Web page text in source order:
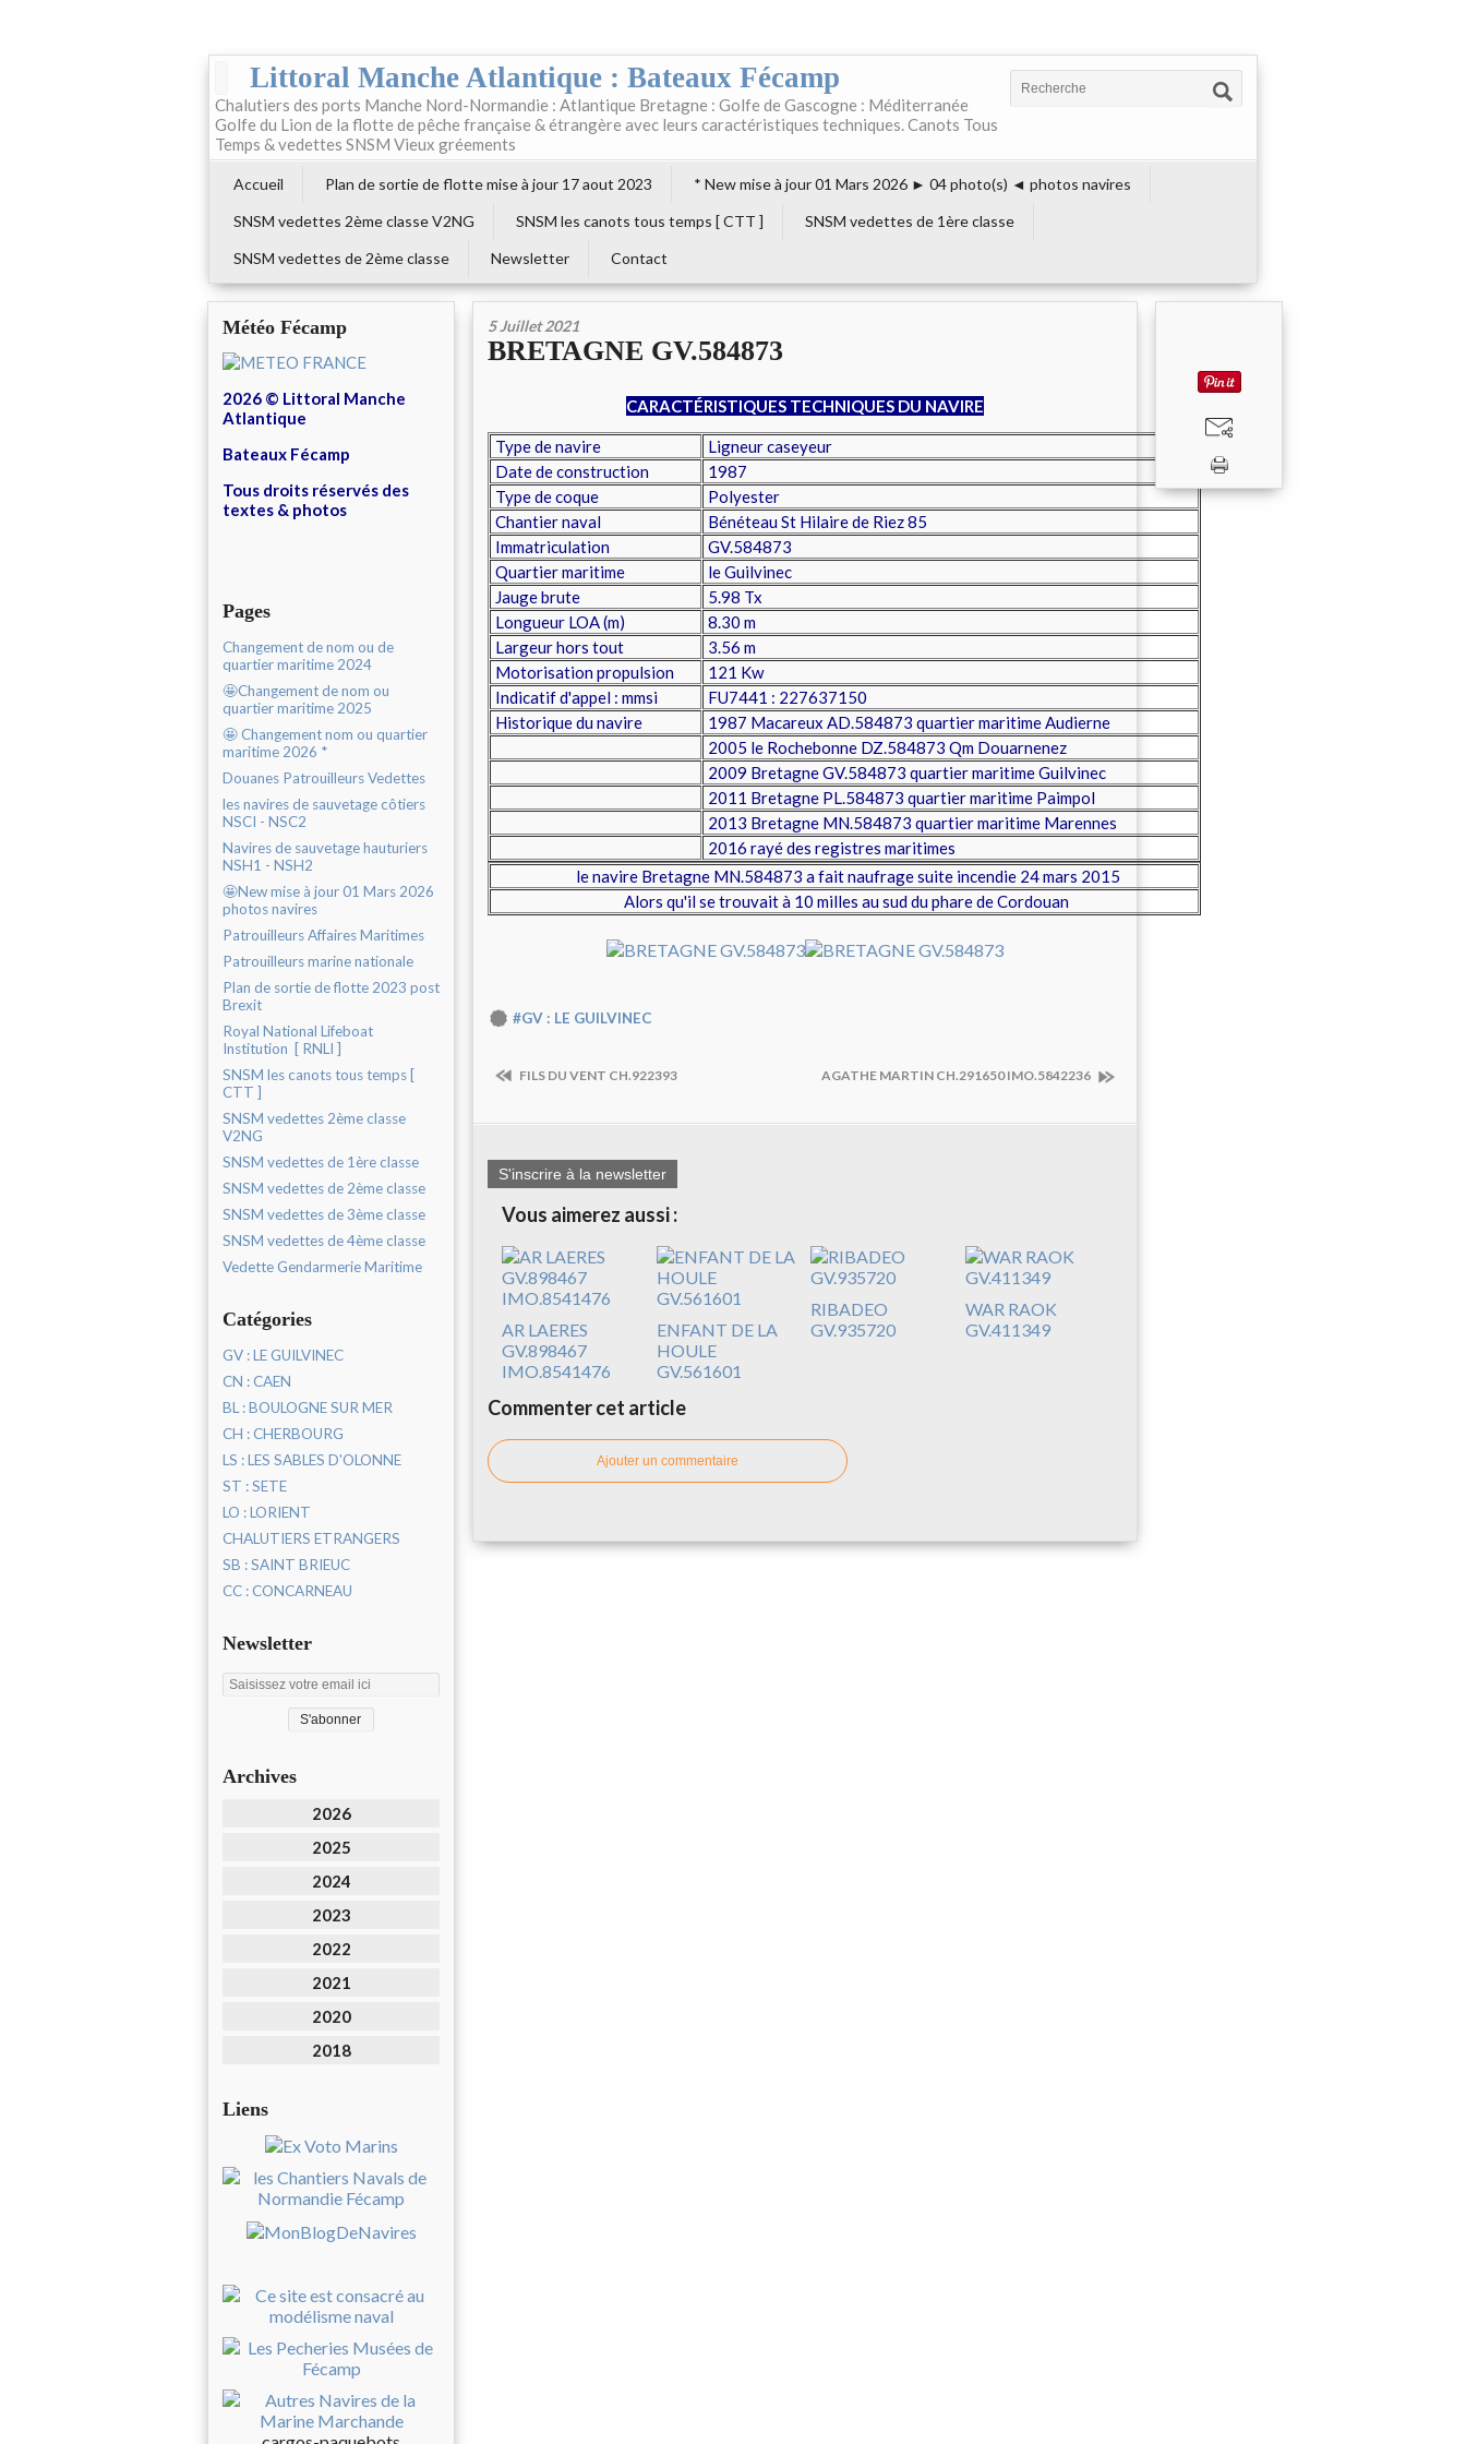
Littoral Manche Atlantique : Bateaux Fécamp
Chalutiers des ports Manche Nord-Normandie : Atlantique Bretagne : Golfe de Gascogne : Méditerranée
Golfe du Lion de la flotte de pêche française & étrangère avec leurs caractéristiques techniques. Canots Tous
Temps & vedettes SNSM Vieux gréements
Accueil Plan de sortie de flotte mise à jour 17 aout 2023
* New mise à jour 01 Mars 2026 ► 04 photo(s) ◄ photos navires
SNSM vedettes 2ème classe V2NG
SNSM les canots tous temps [ CTT ]
SNSM vedettes de 1ère classe
SNSM vedettes de 2ème classe
Newsletter Contact
Météo Fécamp
2026 © Littoral Manche
Atlantique
Bateaux Fécamp
Tous droits réservés des
textes & photos
Pages
Changement de nom ou de
quartier maritime 2024
🤩Changement de nom ou
quartier maritime 2025
🤩 Changement nom ou quartier
maritime 2026 *
Douanes Patrouilleurs Vedettes
les navires de sauvetage côtiers
NSCI - NSC2
Navires de sauvetage hauturiers
NSH1 - NSH2
🤩New mise à jour 01 Mars 2026
photos navires
Patrouilleurs Affaires Maritimes
Patrouilleurs marine nationale
Plan de sortie de flotte 2023 post
Brexit
Royal National Lifeboat
Institution [ RNLI ]
SNSM les canots tous temps [
CTT ]
SNSM vedettes 2ème classe
V2NG
SNSM vedettes de 1ère classe
SNSM vedettes de 2ème classe
SNSM vedettes de 3ème classe
SNSM vedettes de 4ème classe
Vedette Gendarmerie Maritime
Catégories
GV : LE GUILVINEC
CN : CAEN
BL : BOULOGNE SUR MER
CH : CHERBOURG
LS : LES SABLES D'OLONNE
ST : SETE
LO : LORIENT
CHALUTIERS ETRANGERS
SB : SAINT BRIEUC
CC : CONCARNEAU
Newsletter
Archives
2026
2025
2024
2023
2022
2021
2020
2018
Liens
5 Juillet 2021
BRETAGNE GV.584873
CARACTÉRISTIQUES TECHNIQUES DU NAVIRE
Type de navire
Ligneur caseyeur
Date de construction
1987
Type de coque
Polyester
Chantier naval
Bénéteau St Hilaire de Riez 85
Immatriculation
GV.584873
Quartier maritime
le Guilvinec
Jauge brute
5.98 Tx
Longueur LOA (m)
8.30 m
Largeur hors tout
3.56 m
Motorisation propulsion
121 Kw
Indicatif d'appel : mmsi
FU7441 : 227637150
Historique du navire
1987 Macareux AD.584873 quartier maritime Audierne
2005 le Rochebonne DZ.584873 Qm Douarnenez
2009 Bretagne GV.584873 quartier maritime Guilvinec
2011 Bretagne PL.584873 quartier maritime Paimpol
2013 Bretagne MN.584873 quartier maritime Marennes
2016 rayé des registres maritimes
le navire Bretagne MN.584873 a fait naufrage suite incendie 24 mars 2015
Alors qu'il se trouvait à 10 milles au sud du phare de Cordouan
#GV : LE GUILVINEC
FILS DU VENT CH.922393 AGATHE MARTIN CH.291650 IMO.5842236
S'inscrire à la newsletter
Vous aimerez aussi :
AR LAERES
GV.898467
IMO.8541476
ENFANT DE LA
HOULE
GV.561601
RIBADEO
GV.935720
WAR RAOK
GV.411349
Commenter cet article
Ajouter un commentaire